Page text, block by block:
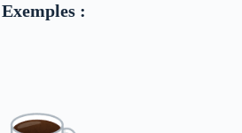
Exemples :